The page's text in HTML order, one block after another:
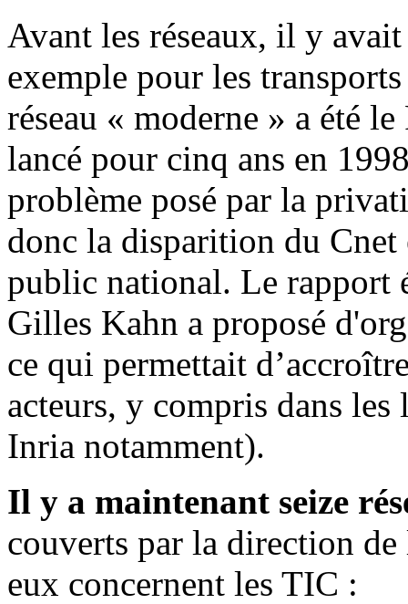
Avant les réseaux, il y
exemple pour les
réseau « moderne » a été
lancé pour cinq ans en
problème posé par la
donc la disparition du Cnet
public national. Le rapport
Gilles Kahn a proposé
ce qui permettait
acteurs, y compris dans
Inria notamment).
Il y a maintenant seize
couverts par la direction
eux concernent les TIC :